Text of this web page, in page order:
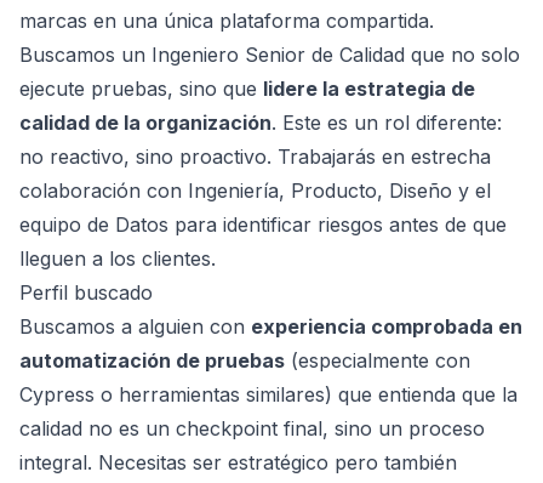
marcas en una única plataforma compartida.
Buscamos un Ingeniero Senior de Calidad que no solo
ejecute pruebas, sino que lidere la estrategia de
calidad de la organización. Este es un rol diferente:
no reactivo, sino proactivo. Trabajarás en estrecha
colaboración con Ingeniería, Producto, Diseño y el
equipo de Datos para identificar riesgos antes de que
lleguen a los clientes.
Perfil buscado
Buscamos a alguien con experiencia comprobada en
automatización de pruebas (especialmente con
Cypress o herramientas similares) que entienda que la
calidad no es un checkpoint final, sino un proceso
integral. Necesitas ser estratégico pero también